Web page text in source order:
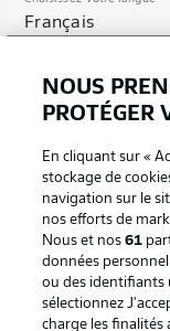
Français
NOUS
PROTÉGER
En cliquant sur «
stockage de
navigation sur le
nos efforts de
Nous et nos61
données
ou des identifiants
sélectionnez
charge les finalités